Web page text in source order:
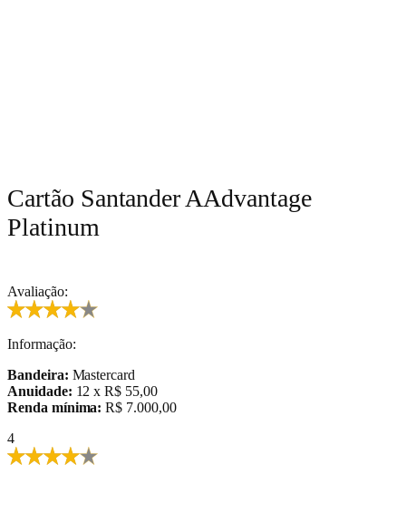
Cartão Santander AAdvantage
Platinum
Avaliação:
Informação:
Bandeira: Mastercard
Anuidade: 12 x R$ 55,00
Renda mínima: R$ 7.000,00
4